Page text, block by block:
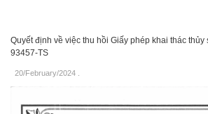
Quyết định về việc thu hồi Giấy phép khai thác thủy
93457-TS
20/February/2024